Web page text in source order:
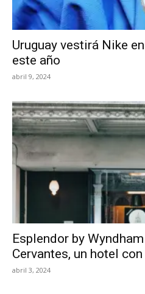
Uruguay vestirá Nike
este año
abril 9, 2024
Esplendor by
Cervantes, un hotel
abril 3, 2024